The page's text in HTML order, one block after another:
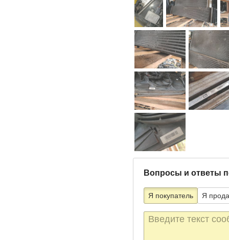
Вопросы и ответы
Я покупатель Я
Текст
сообщения